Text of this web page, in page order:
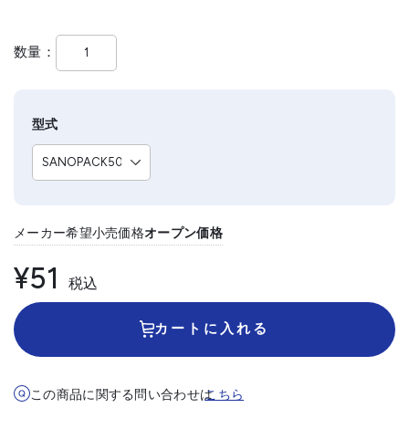
数量
型式
メーカー希望小売価格オープン価格
¥51 税込
カートに入れる
この商品に関する問い合わせはこちら